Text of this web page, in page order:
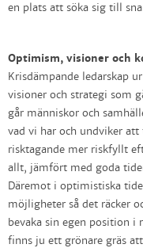
en plats att söka sig till
Optimism, visioner och
Krisdämpande ledarskap
visioner och strategi som
går människor och
vad vi har och undviker
risktagande mer riskfyllt
allt, jämfört med goda
Däremot i optimistiska
möjligheter så det räcker
bevaka sin egen position
finns ju ett grönare gräs